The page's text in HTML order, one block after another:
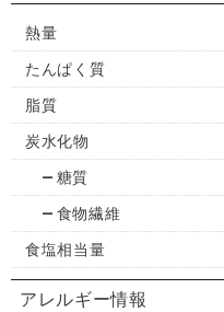
熱量
たんぱく質
脂質
炭水化物
糖質
食物繊維
食塩相当量
アレルギー情報